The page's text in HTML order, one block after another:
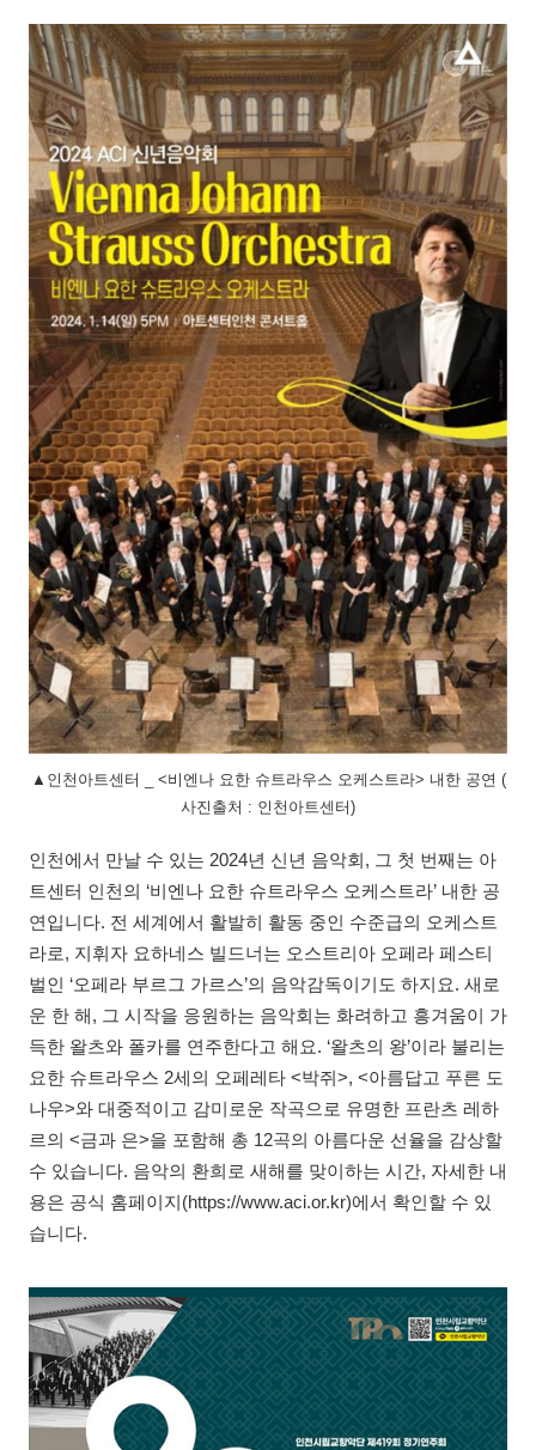
▲인천아트센터 _ <비엔나 요한 슈트라우스 오케스트라> 내한 공연 (
사진출처 : 인천아트센터)
인천에서 만날 수 있는 2024년 신년 음악회, 그 첫 번째는 아
트센터 인천의 ‘비엔나 요한 슈트라우스 오케스트라’ 내한 공
연입니다. 전 세계에서 활발히 활동 중인 수준급의 오케스트
라로, 지휘자 요하네스 빌드너는 오스트리아 오페라 페스티
벌인 ‘오페라 부르그 가르스’의 음악감독이기도 하지요. 새로
운 한 해, 그 시작을 응원하는 음악회는 화려하고 흥겨움이 가
득한 왈츠와 폴카를 연주한다고 해요. ‘왈츠의 왕’이라 불리는
요한 슈트라우스 2세의 오페레타 <박쥐>, <아름답고 푸른 도
나우>와 대중적이고 감미로운 작곡으로 유명한 프란츠 레하
르의 <금과 은>을 포함해 총 12곡의 아름다운 선율을 감상할
수 있습니다. 음악의 환희로 새해를 맞이하는 시간, 자세한 내
용은 공식 홈페이지(https://www.aci.or.kr)에서 확인할 수 있
습니다.